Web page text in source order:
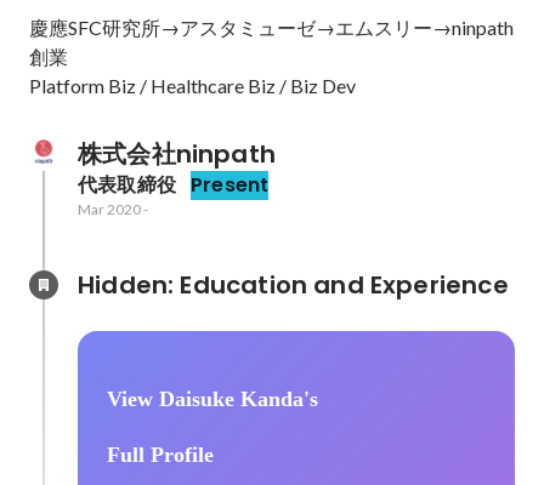
慶應SFC研究所→アスタミューゼ→エムスリー→ninpath
創業
Platform Biz / Healthcare Biz / Biz Dev
株式会社ninpath
代表取締役 Present
Mar 2020-
View Daisuke Kanda's
Full Profile